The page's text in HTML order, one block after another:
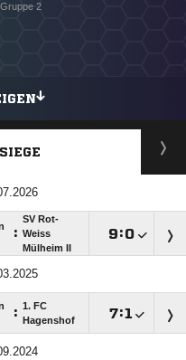
2
:
SV Rot-
Weiss
Mülheim II
:
: 1. FC
Hagenshof
: